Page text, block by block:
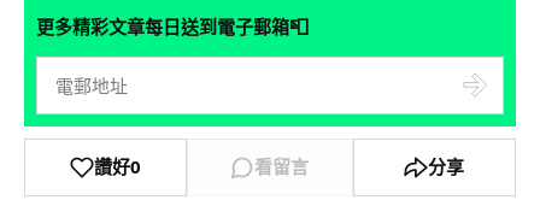
更多精彩文章每日送到電子郵箱📮
讚好0 看留言 分享